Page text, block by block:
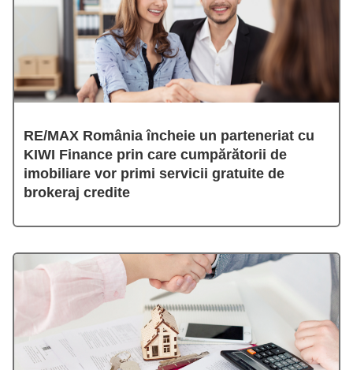
RE/MAX România încheie un parteneriat cu
KIWI Finance prin care cumpărătorii de
imobiliare vor primi servicii gratuite de
brokeraj credite